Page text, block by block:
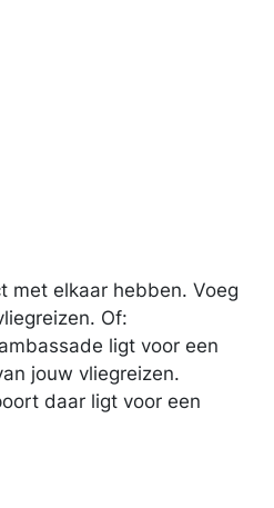
met elkaar hebben. Voeg
Of:
ligt voor een
jouw vliegreizen.
daar ligt voor een